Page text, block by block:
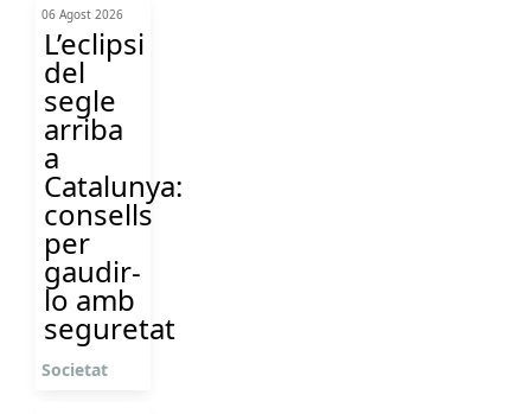
06 Agost 2026
L’eclipsi
del
segle
arriba
a
Catalunya:
consells
per
gaudir-
lo amb
seguretat
Societat